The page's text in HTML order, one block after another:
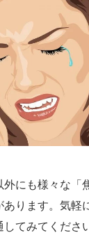
外にも様々な「
ります。気軽
てみてくださ